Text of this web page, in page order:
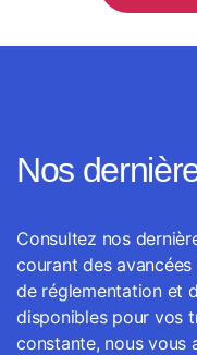
Nos
Consultez nos
courant des
de réglementation et
disponibles pour vos
constante, nous vous